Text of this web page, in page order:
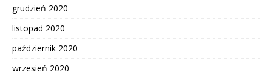
grudzień 2020
listopad 2020
październik 2020
wrzesień 2020